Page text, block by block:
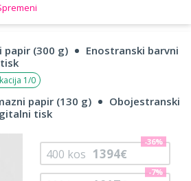
papir (300 g)
Enostranski barvni
1/0
papir (130 g)
Obojestranski
tisk
-7%
400 kos 1394€
-36%